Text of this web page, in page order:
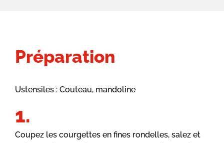
Préparation
Ustensiles : Couteau, mandoline
Coupez les courgettes en fines rondelles, salez et